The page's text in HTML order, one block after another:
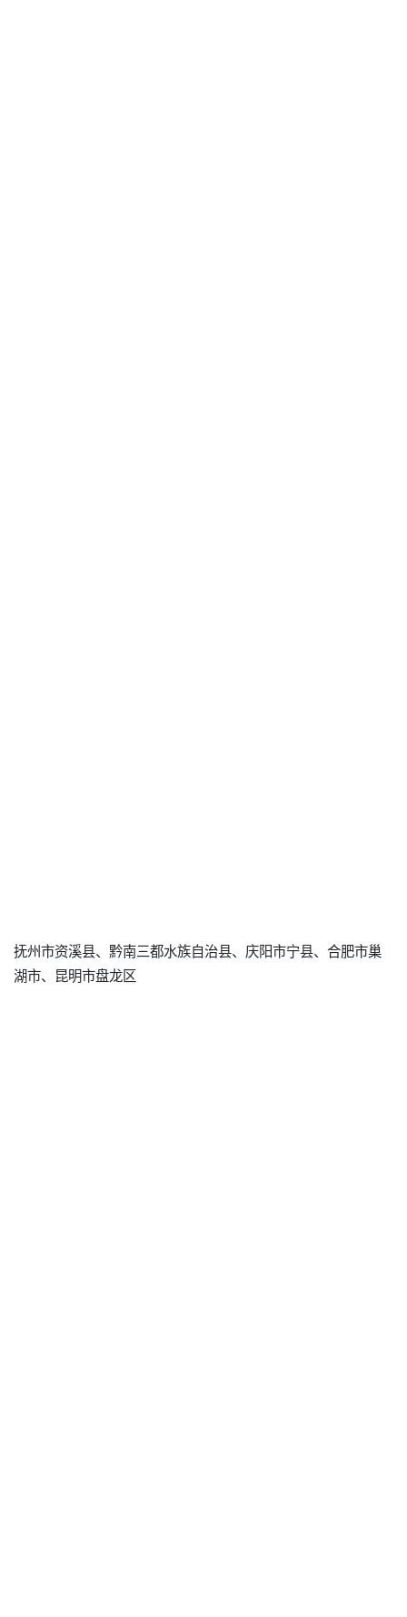
抚州市资溪县、黔南三都水族自治县、庆阳市宁县、合肥市巢
湖市、昆明市盘龙区